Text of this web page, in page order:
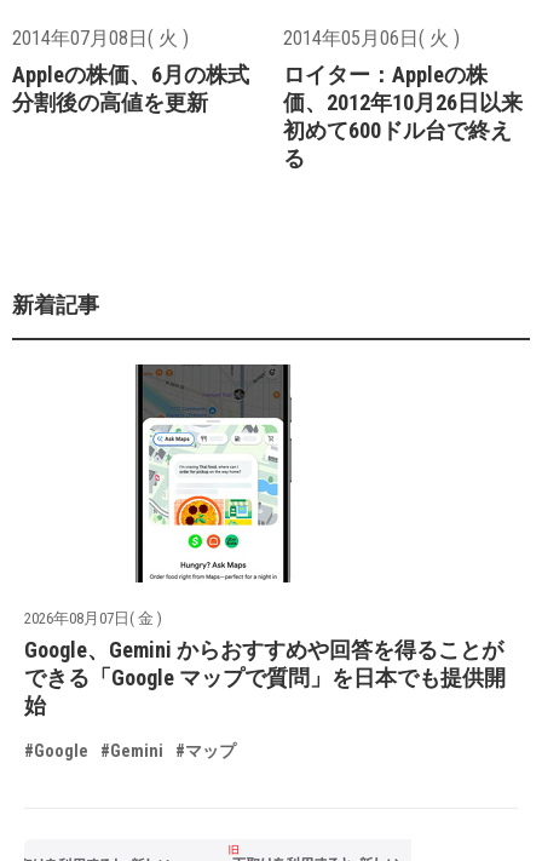
2014年07月08日( 火 )
Appleの株価、6月の株式
分割後の高値を更新
2014年05月06日( 火 )
ロイター：Appleの株
価、2012年10月26日以来
初めて600ドル台で終え
る
新着記事
2026年08月07日( 金 )
Google、Gemini からおすすめや回答を得ることが
できる「Google マップで質問」を日本でも提供開
始
#Google #Gemini #マップ